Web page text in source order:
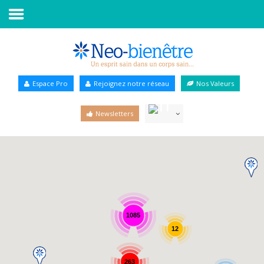
Annuaire Bien-être
Espace Pro Rejoignez notre réseau Nos Valeurs
Newsletters
1085
263
12